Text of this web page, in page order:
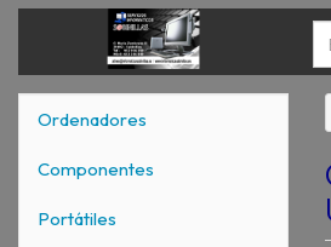
Ordenadores
Componentes
Portátiles